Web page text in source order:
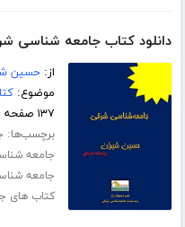
دانلود کتاب جامعه شناسی
از:حسین
موضوع:
۱۳۷ صفحه
برچسب‌ها:
جامعه
جامعه
کتاب های